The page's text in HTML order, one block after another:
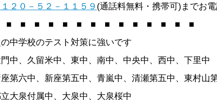
２０－５２－１１５９ (通話料無料・携帯可)までお電
■ ■ ■ ■ ■ ■ ■ ■ ■ ■ ■ ■ ■ ■
中学校のテスト対策に強いです
中、久留米中、東中、南中、中央中、西中、下里中
第六中、新座第五中、青嵐中、清瀬第五中、東村山
大泉付属中、大泉中、大泉桜中